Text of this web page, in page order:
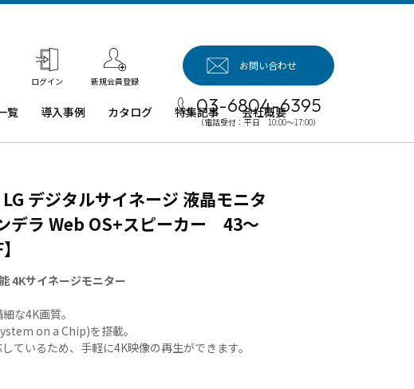
ログイン 新規会員登録
覧
ンタ
CRM
「カ
ンコ
ー
ル」
導入事例
導入事例（業
サイネージほ
事例：業務用
事例：業務用
プロジェクタ
ー
事例：業務用
カタログ 特集記事 会社概要
お問い合わせ
03-6804-6395
（電話受付：平日 10:00～17:00）
LG デジタルサイネージ 液晶モニタ
デラ Web OS+スピーカー 43～
4Kサイネージモニター
な4K画質。
on a Chip)を搭載。
ているため、手軽に4K映像の再生ができます。